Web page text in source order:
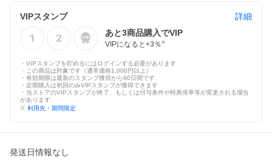
VIPスタンプ
詳細
あと3商品購入でVIP
VIPになると+3 ％ ※
・VIPスタンプを貯めるにはログインする必要があります
・この商品は対象です（通常価格1,000円以上）
・有効期限は最新のスタンプ獲得から60日間です
・定期購入は初回のみVIPスタンプが獲得できます
・当ストアのVIPスタンプが終了、もしくは付与条件や特典倍率等が変更される場合
があります
※ 利用先・期間限定
発送日情報なし